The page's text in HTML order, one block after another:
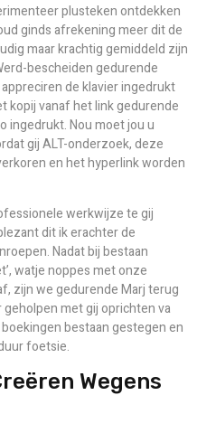
plusteken ontdekken
ginds afrekening meer dit de
maar krachtig gemiddeld zijn
bescheiden gedurende
de klavier ingedrukt
kopij vanaf het link gedurende
ingedrukt. Nou moet jou u
gij ALT-onderzoek, deze
en het hyperlink worden
werkwijze te gij
dit ik erachter de
Nadat bij bestaan
watje noppes met onze
zijn we gedurende Marj terug
met gij oprichten va
bestaan gestegen en
foetsie.
Wegens